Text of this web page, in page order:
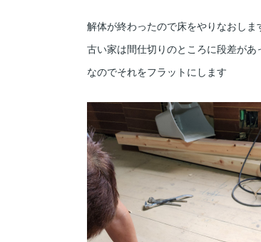
解体が終わったので床をやりなおしま
古い家は間仕切りのところに段差が
なのでそれをフラットにします